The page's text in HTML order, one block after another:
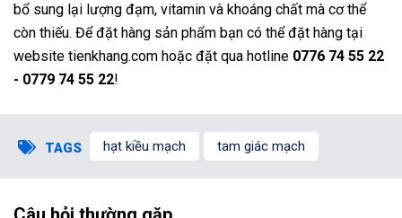
bổ sung lại lượng đạm, vitamin và khoáng chất mà cơ thể
còn thiếu. Để đặt hàng sản phẩm bạn có thể đặt hàng tại
website tienkhang.com hoặc đặt qua hotline 0776 74 55 22
- 0779 74 55 22!
TAGS hạt kiều mạch tam giác mạch
Đang diễn ra